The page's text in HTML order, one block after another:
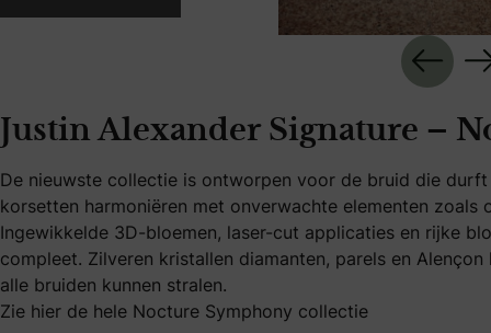
Justin Alexander Signature –
De nieuwste collectie is ontworpen voor de bruid die
korsetten harmoniëren met onverwachte elementen
Ingewikkelde 3D-bloemen, laser-cut applicaties en rijke
compleet. Zilveren kristallen diamanten, parels en
alle bruiden kunnen stralen.
Zie hier de hele Nocture Symphony collectie